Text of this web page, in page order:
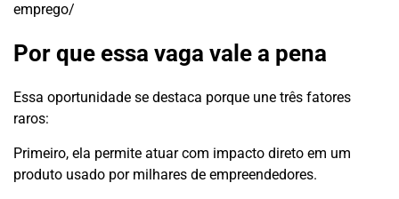
emprego/
Por que essa vaga vale a pena
Essa oportunidade se destaca porque une três fatores
raros:
Primeiro, ela permite atuar com impacto direto em um
produto usado por milhares de empreendedores.